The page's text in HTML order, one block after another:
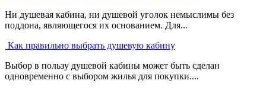
Ни душевая кабина, ни душевой уголок немыслимы без
поддона, являющегося их основанием. Для...
Как правильно выбрать душевую кабину
Выбор в пользу душевой кабины может быть сделан
одновременно с выбором жилья для покупки....